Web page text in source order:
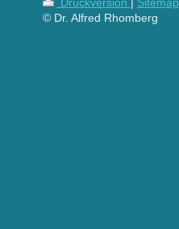
© Dr. Alfred Rhomberg